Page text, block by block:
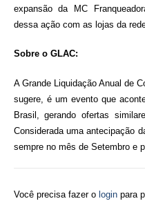
expansão da MC
dessa ação com as lojas da
Sobre o GLAC:
A Grande Liquidação Anual de
sugere, é um evento que
Brasil, gerando ofertas
Considerada uma antecipação
sempre no mês de Setembro e
Você precisa fazer o loginpara